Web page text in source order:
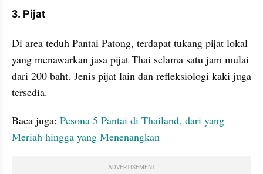
3. Pijat
Di area teduh Pantai Patong, terdapat tukang pijat lokal
yang menawarkan jasa pijat Thai selama satu jam mulai
dari 200 baht. Jenis pijat lain dan refleksiologi kaki juga
tersedia.
Baca juga: Pesona 5 Pantai di Thailand, dari yang
Meriah hingga yang Menenangkan
ADVERTISEMENT